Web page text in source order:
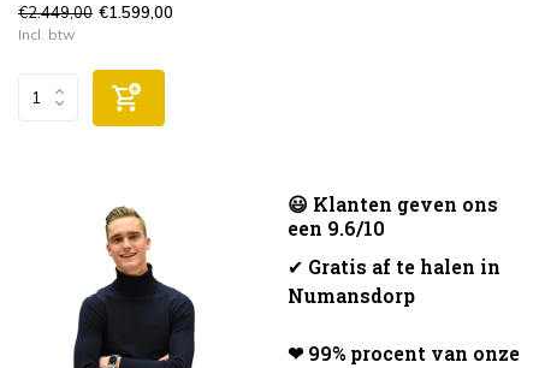
€2.449,00 €1.599,00
Incl. btw
😃 Klanten geven ons
een 9.6/10
✔ Gratis af te halen in
Numansdorp
❤ 99% procent van onze